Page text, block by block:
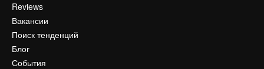
Reviews
Вакансии
Поиск тенденций
Блог
События